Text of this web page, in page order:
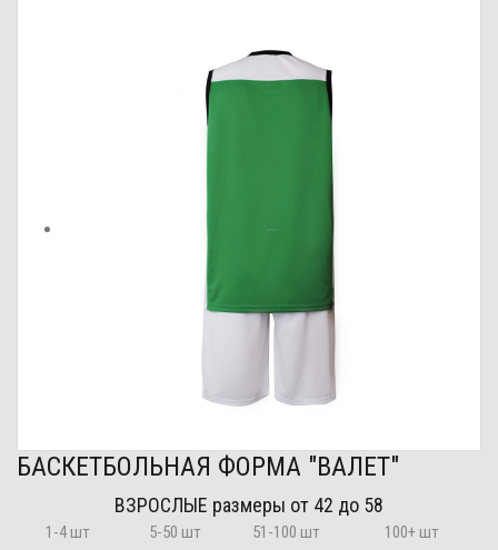
БАСКЕТБОЛЬНАЯ ФОРМА "ВАЛЕТ"
ВЗРОСЛЫЕ размеры от 42 до 58
1-4 шт 5-50 шт 51-100 шт 100+ шт